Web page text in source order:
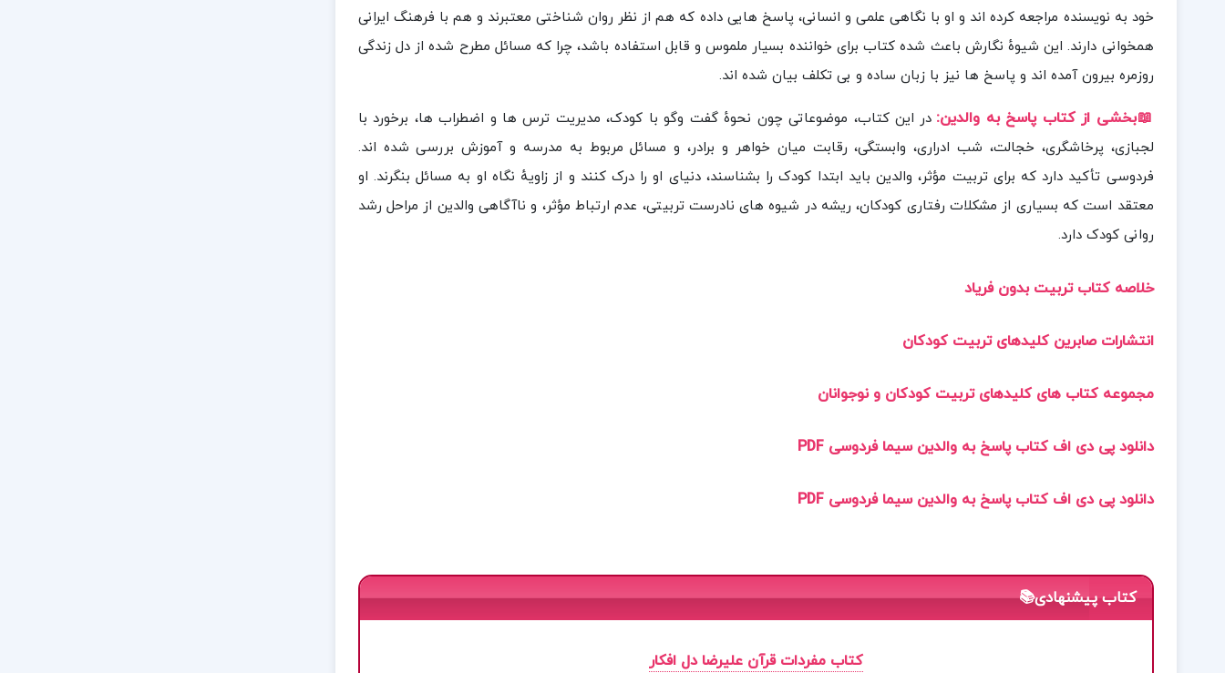
خود به نویسنده مراجعه کرده اند و او با نگاهی علمی و انسانی، پاسخ هایی داده که هم از نظر روان شناختی معتبرند و هم با فرهنگ ایرانی
همخوانی دارند. این شیوهٔ نگارش باعث شده کتاب برای خواننده بسیار ملموس و قابل استفاده باشد، چرا که مسائل مطرح شده از دل زندگی
روزمره بیرون آمده اند و پاسخ ها نیز با زبان ساده و بی تکلف بیان شده اند.
📖بخشی از کتاب پاسخ به والدین: در این کتاب، موضوعاتی چون نحوهٔ گفت وگو با کودک، مدیریت ترس ها و اضطراب ها، برخورد با
لجبازی، پرخاشگری، خجالت، شب ادراری، وابستگی، رقابت میان خواهر و برادر، و مسائل مربوط به مدرسه و آموزش بررسی شده اند.
فردوسی تأکید دارد که برای تربیت مؤثر، والدین باید ابتدا کودک را بشناسند، دنیای او را درک کنند و از زاویهٔ نگاه او به مسائل بنگرند. او
معتقد است که بسیاری از مشکلات رفتاری کودکان، ریشه در شیوه های نادرست تربیتی، عدم ارتباط مؤثر، و ناآگاهی والدین از مراحل رشد
روانی کودک دارد.
خلاصه کتاب تربیت بدون فریاد
انتشارات صابرین کلیدهای تربیت کودکان
مجموعه کتاب های کلیدهای تربیت کودکان و نوجوانان
دانلود پی دی اف کتاب پاسخ به والدین سیما فردوسی PDF
دانلود پی دی اف کتاب پاسخ به والدین سیما فردوسی PDF
کتاب پیشنهادی📚
کتاب مفردات قرآن علیرضا دل افکار